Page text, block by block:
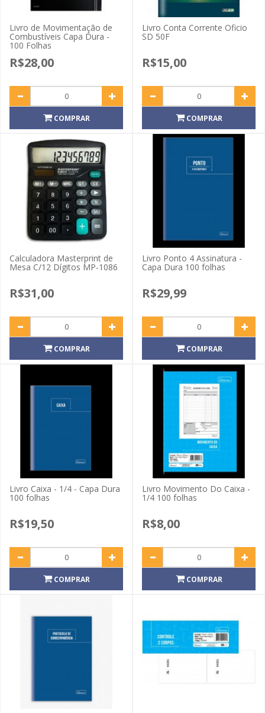
Livro de Movimentação de
Combustíveis Capa Dura -
100 Folhas
R$28,00
COMPRAR
Livro Conta Corrente Oficio
SD 50F
R$15,00
COMPRAR
Calculadora Masterprint de
Mesa C/12 Dígitos MP-1086
R$31,00
COMPRAR
Livro Ponto 4 Assinatura -
Capa Dura 100 folhas
R$29,99
COMPRAR
Livro Caixa - 1/4 - Capa Dura
100 folhas
R$19,50
COMPRAR
Livro Movimento Do Caixa -
1/4 100 folhas
R$8,00
COMPRAR